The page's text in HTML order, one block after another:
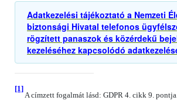
Adatkezelési tájékoztató a Nemzeti
biztonsági Hivatal telefonos
rögzített panaszok és közérdekű
kezeléséhez kapcsolódó
[1]
A címzett fogalmát lásd: GDPR 4. cikk 9. pontja.